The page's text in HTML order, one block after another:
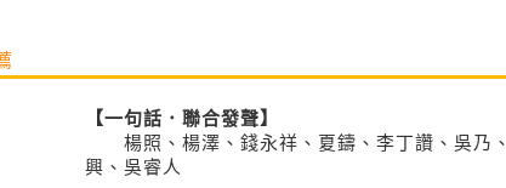
【一句話．聯合發聲】
楊照、楊澤、錢永祥、夏鑄、李丁讚、吳乃
興、吳睿人